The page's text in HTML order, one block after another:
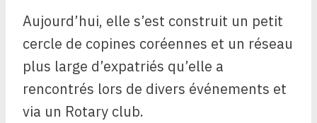
Aujourd’hui, elle s’est construit un petit
cercle de copines coréennes et un réseau
plus large d’expatriés qu’elle a
rencontrés lors de divers événements et
via un Rotary club.